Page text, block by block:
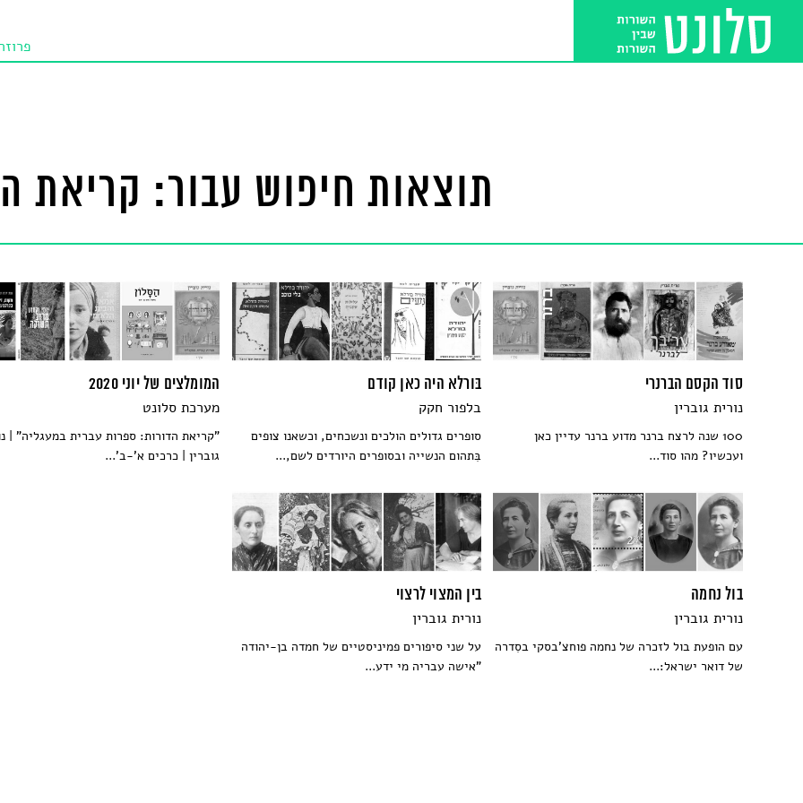
תוצאות חיפוש עבור: קריאת
סוד הקסם הברנרי
נורית גוברין
100 שנה לרצח ברנר מדוע ברנר עדיין כאן
ועכשיו? מהו סוד...
בּורלא היה כאן קודם
בלפור חקק
סופרים גדולים הולכים ונשכחים, וכשאנו צופים
בִּתהום הנשייה ובסופרים היורדים לשם,...
המומלצים של יוני 2020
מערכת סלונט
"קריאת הדורות: ספרות עברית במעגליה" |
גוברין | כרכים א'-ב'...
בול נחמה
נורית גוברין
עם הופעת בול לזכרה של נחמה פוחצ'בסקי בסִדרה
של דואר ישראל:...
בין המצוי לרצוי
נורית גוברין
על שני סיפורים פמיניסטיים של חמדה בן-יהודה
"אישה עבריה מי ידע...